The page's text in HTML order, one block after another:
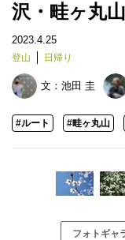
沢・畦ヶ丸
2023.4.25
登山 日帰り
文： 池田 圭
#ルート #畦ヶ丸山
フォトギャ